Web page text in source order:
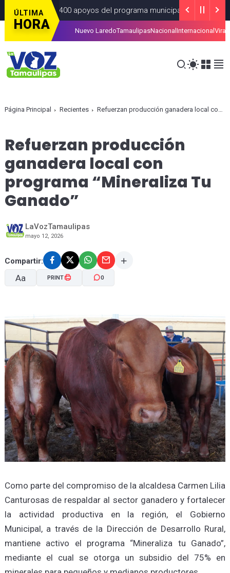
ÚLTIMA
HORA
de 4 Mil 400 apoyos del programa municipal “Mamá Luchona”
la tarjeta de la Regio Ruta ALCALDIASAGOSTO 07, 2026
Nuevo LaredoTamaulipasNacional Internacional Viral
Página Principal Recientes Refuerzan producción ganadera local con programa “Mineraliza Tu Ganado”
Refuerzan producción
ganadera local con
programa “Mineraliza Tu
Ganado”
LaVozTamaulipas
mayo 12, 2026
Compartir:
Aa
A- A+
PRINT 0
Como parte del compromiso de la alcaldesa Carmen Lilia
Canturosas de respaldar al sector ganadero y fortalecer
la actividad productiva en la región, el Gobierno
Municipal, a través de la Dirección de Desarrollo Rural,
mantiene activo el programa “Mineraliza tu Ganado”,
mediante el cual se otorga un subsidio del 75% en